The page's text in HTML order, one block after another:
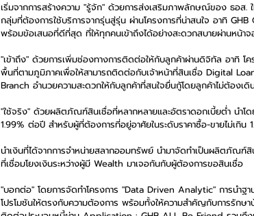
เริ่มจากการสร้างความ "รู้จัก" ด้วยการส่งเสริมภาพลักษณ์ของ ธอส
กลุ่มที่ต้องการใช้บริการจากรุ่นสู่รุ่น ผ่านโครงการที่น่าสนใจ อาทิ
พร้อมข้อเสนอที่ดีที่สุด ที่ให้ทุกคนเข้าถึงได้อย่างสะดวกสบายผ่านหน้า
"เข้าถึง" ด้วยการเพิ่มช่องทางการติดต่อให้กับลูกค้าผ่านดิจิทัล อาทิ
พื้นที่ตามภูมิภาคเพื่อให้สามารถติดต่อกับเจ้าหน้าที่สินเชื่อ Digital
Branch อำนวยความสะดวกให้กับลูกค้าที่สนใจยื่นกู้โดยลูกค้าไม่ต้องเดิ
"ใช้จริง" ด้วยผลิตภัณฑ์สินเชื่อที่หลากหลายและอัตราดอกเบี้ยต่ำ นำโ
1.99% ต่อปี สำหรับผู้ที่ต้องการที่อยู่อาศัยในระดับราคาซื้อ-ขายไม่เกิน
นำเงินที่ได้จากการจำหน่ายสลากออมทรัพย์ นำมาจัดทำเป็นผลิตภัณ
ที่เชื่อมโยงเงินระหว่างผู้มี Wealth มาเจอกันกับผู้ต้องการขอสินเชื่อ
"บอกต่อ" โดยการจัดทำโครงการ "Data Driven Analytic" การนำฐ
โปรโมชันให้ตรงกับความต้องการ พร้อมทั้งให้ความสำคัญกับการรักษ